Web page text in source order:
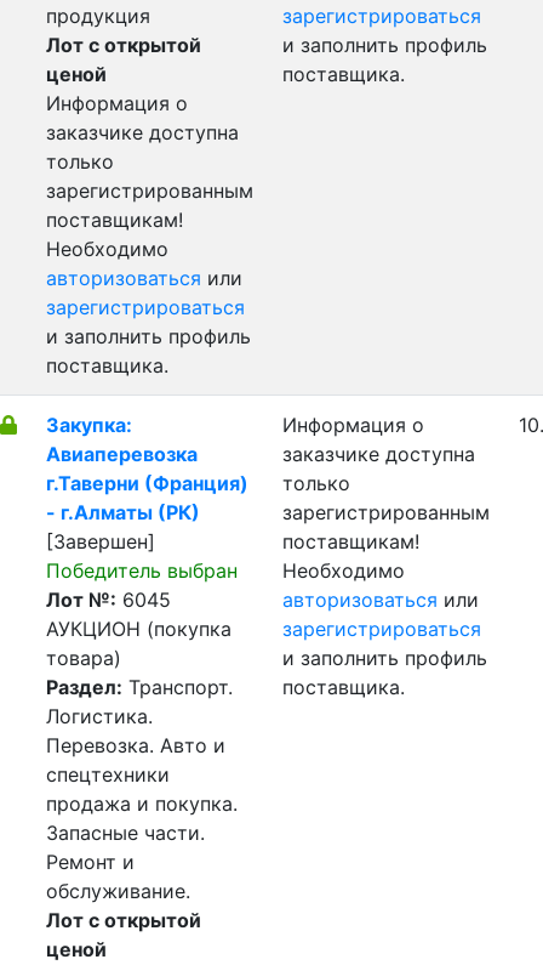
продукция
Лот с открытой
ценой
Информация о
заказчике доступна
только
зарегистрированным
поставщикам!
Необходимо
авторизоваться или
зарегистрироваться
и заполнить профиль
поставщика.
зарегистрироваться
и заполнить профиль
поставщика.
Закупка:
Авиаперевозка
г.Таверни (Франция)
- г.Алматы (РК)
[Завершен]
Победитель выбран
Лот №: 6045
АУКЦИОН (покупка
товара)
Раздел: Транспорт.
Логистика.
Перевозка. Авто и
спецтехники
продажа и покупка.
Запасные части.
Ремонт и
обслуживание.
Лот с открытой
ценой
Информация о
заказчике доступна
только
зарегистрированным
поставщикам!
Необходимо
авторизоваться или
зарегистрироваться
и заполнить профиль
поставщика.